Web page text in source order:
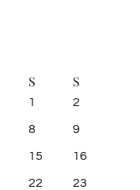
S S
1 2
8 9
15 16
22 23